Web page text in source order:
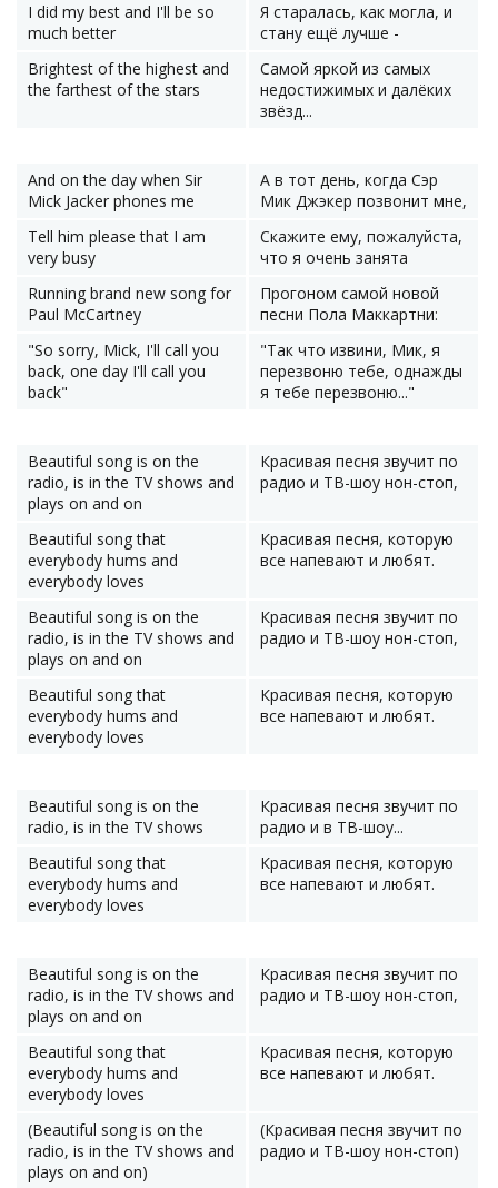
I did my best and I'll be so
much better
Я старалась, как могла, и
стану ещё лучше -
Brightest of the highest and
the farthest of the stars
Самой яркой из самых
недостижимых и далёких
звёзд...
And on the day when Sir
Mick Jacker phones me
А в тот день, когда Сэр
Мик Джэкер позвонит мне,
Tell him please that I am
very busy
Скажите ему, пожалуйста,
что я очень занята
Running brand new song for
Paul McCartney
Прогоном самой новой
песни Пола Маккартни:
"So sorry, Mick, I'll call you
back, one day I'll call you
back"
"Так что извини, Мик, я
перезвоню тебе, однажды
я тебе перезвоню..."
Beautiful song is on the
radio, is in the TV shows and
plays on and on
Красивая песня звучит по
радио и ТВ-шоу нон-стоп,
Beautiful song that
everybody hums and
everybody loves
Красивая песня, которую
все напевают и любят.
Beautiful song is on the
radio, is in the TV shows and
plays on and on
Красивая песня звучит по
радио и ТВ-шоу нон-стоп,
Beautiful song that
everybody hums and
everybody loves
Красивая песня, которую
все напевают и любят.
Beautiful song is on the
radio, is in the TV shows
Красивая песня звучит по
радио и в ТВ-шоу...
Beautiful song that
everybody hums and
everybody loves
Красивая песня, которую
все напевают и любят.
Beautiful song is on the
radio, is in the TV shows and
plays on and on
Красивая песня звучит по
радио и ТВ-шоу нон-стоп,
Beautiful song that
everybody hums and
everybody loves
Красивая песня, которую
все напевают и любят.
(Beautiful song is on the
radio, is in the TV shows and
plays on and on)
(Красивая песня звучит по
радио и ТВ-шоу нон-стоп)